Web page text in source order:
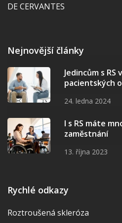
DE CERVANTES
Nejnovější články
Jedincům s
pacientských
24. ledna 2024
I s RS máte
zaměstnání
13. října 2023
Rychlé odkazy
Roztroušená skleróza